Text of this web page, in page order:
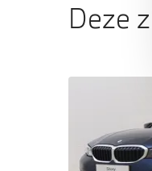
Deze